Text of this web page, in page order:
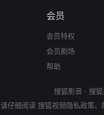
会员
会员特权
会员剧场
帮助
搜狐影音 - 搜
请仔细阅读 搜狐视频隐私政策、